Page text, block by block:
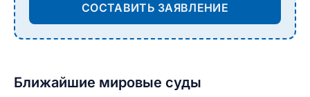
СОСТАВИТЬ ЗАЯВЛЕНИЕ
Ближайшие мировые суды